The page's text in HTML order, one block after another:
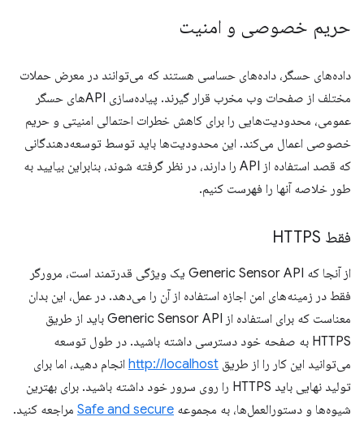
حریم خصوصی و امنیت
داده‌های حسگر، داده‌های حساسی هستند که می‌توانند در معرض حملات
مختلف از صفحات وب مخرب قرار گیرند. پیاده‌سازی APIهای حسگر
عمومی، محدودیت‌هایی را برای کاهش خطرات احتمالی امنیتی و حریم
خصوصی اعمال می‌کند. این محدودیت‌ها باید توسط توسعه‌دهندگانی
که قصد استفاده از API را دارند، در نظر گرفته شوند، بنابراین بیایید به
طور خلاصه آنها را فهرست کنیم.
فقط HTTPS
از آنجا که Generic Sensor API یک ویژگی قدرتمند است، مرورگر
فقط در زمینه‌های امن اجازه استفاده از آن را می‌دهد. در عمل، این بدان
معناست که برای استفاده از Generic Sensor API باید از طریق
HTTPS به صفحه خود دسترسی داشته باشید. در طول توسعه
می‌توانید این کار را از طریق http://localhost انجام دهید، اما برای
تولید نهایی باید HTTPS را روی سرور خود داشته باشید. برای بهترین
شیوه‌ها و دستورالعمل‌ها، به مجموعه Safe and secure مراجعه کنید.